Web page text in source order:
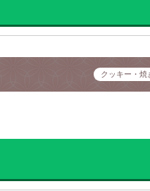
クッキー・焼